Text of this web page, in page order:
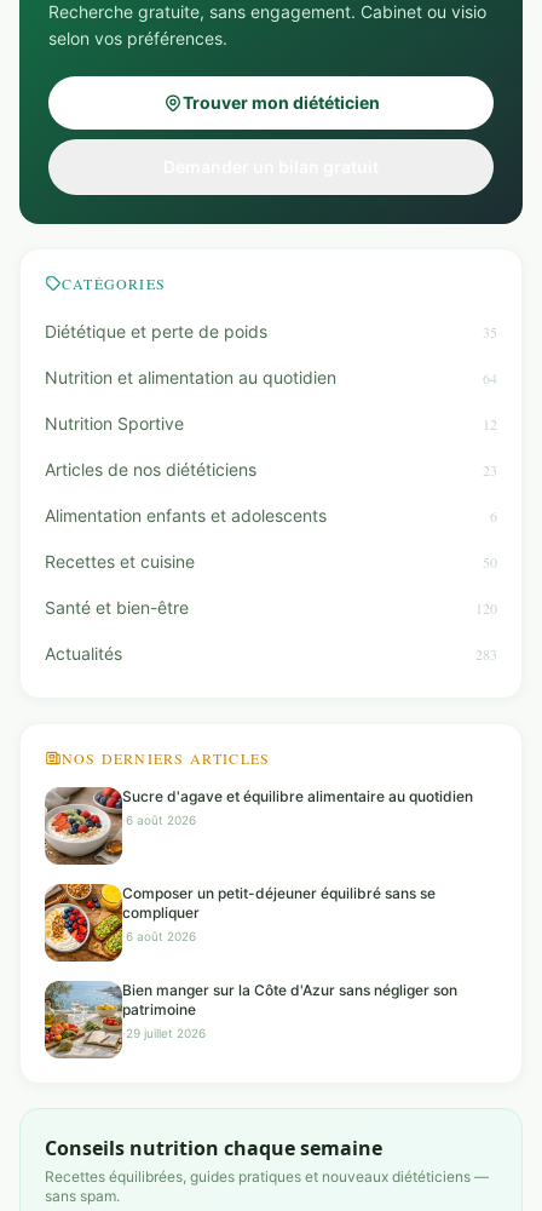
Recherche gratuite, sans engagement. Cabinet ou visio
selon vos préférences.
Trouver mon diététicien
CATÉGORIES
Diététique et perte de poids 35
Nutrition et alimentation au quotidien 64
Nutrition Sportive 12
Articles de nos diététiciens 23
Alimentation enfants et adolescents 6
Recettes et cuisine 50
Santé et bien-être 120
Actualités 283
NOS DERNIERS ARTICLES
Sucre d'agave et équilibre alimentaire au quotidien
·6 août 2026
Composer un petit-déjeuner équilibré sans se
compliquer
·6 août 2026
Bien manger sur la Côte d'Azur sans négliger son
patrimoine
·29 juillet 2026
Conseils nutrition chaque semaine
Recettes équilibrées, guides pratiques et nouveaux diététiciens —
sans spam.